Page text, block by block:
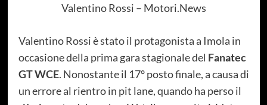
Valentino Rossi – Motori.News
Valentino Rossi è stato il protagonista a Imola in
occasione della prima gara stagionale del Fanatec
GT WCE. Nonostante il 17° posto finale, a causa di
un errore al rientro in pit lane, quando ha perso il